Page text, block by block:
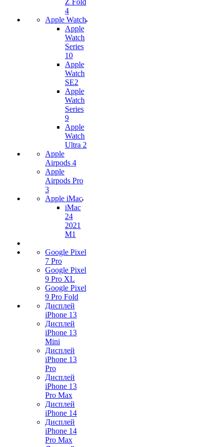
Z Fold
4
Apple Watch
Apple
Watch
Series
10
Apple
Watch
SE2
Apple
Watch
Series
9
Apple
Watch
Ultra 2
Apple
Airpods 4
Apple
Airpods Pro
3
Apple iMac
iMac
24
2021
M1
Google Pixel
7 Pro
Google Pixel
9 Pro XL
Google Pixel
9 Pro Fold
Дисплей
iPhone 13
Дисплей
iPhone 13
Mini
Дисплей
iPhone 13
Pro
Дисплей
iPhone 13
Pro Max
Дисплей
iPhone 14
Дисплей
iPhone 14
Pro Max